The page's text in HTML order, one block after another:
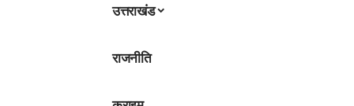
उत्तराखंड
राजनीति